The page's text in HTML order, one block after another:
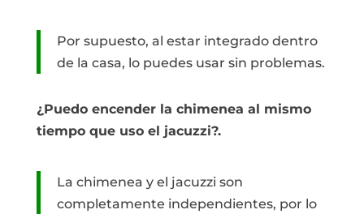
Por supuesto, al estar integrado dentro
de la casa, lo puedes usar sin problemas.
¿Puedo encender la chimenea al mismo
tiempo que uso el jacuzzi?.
La chimenea y el jacuzzi son
completamente independientes, por lo